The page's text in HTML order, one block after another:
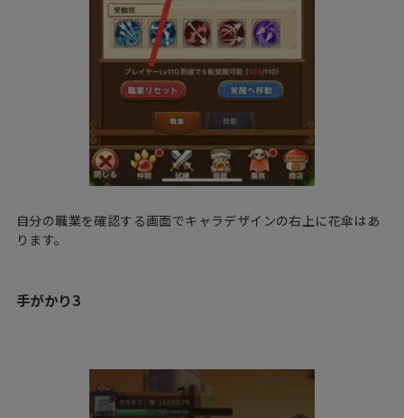
自分の職業を確認する画面でキャラデザインの右上に花傘はあ
ります。
手がかり3